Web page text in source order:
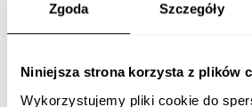
Zgoda Szczegóły
Niniejsza strona korzysta z plików
Wykorzystujemy pliki cookie do
ludzie. Dziękujemy całemu zespołowi
zawsze w najlepszych rękach."
Client Service Director, Agencja Whites.